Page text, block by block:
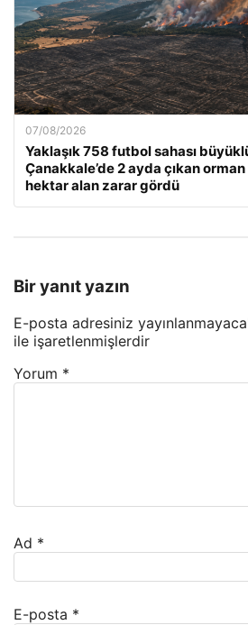
07/08/2026
Yaklaşık 758 futbol sahası
Çanakkale’de 2 ayda çıkan
hektar alan zarar gördü
Bir yanıt yazın
E-posta adresiniz
ile işaretlenmişlerdir
Yorum *
Ad *
E-posta *